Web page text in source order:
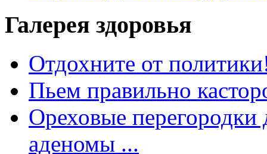
Галерея здоровья
Отдохните от
Пьем правильно
Ореховые перегородки
аденомы ...